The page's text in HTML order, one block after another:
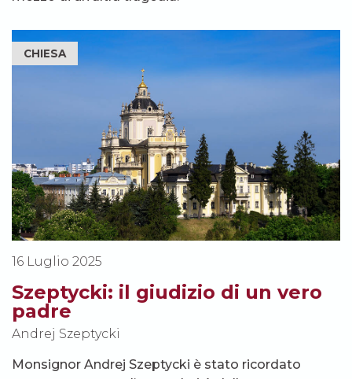
CHIESA
16 Luglio 2025
Szeptycki: il giudizio di un vero
padre
Andrej Szeptycki
Monsignor Andrej Szeptycki è stato ricordato